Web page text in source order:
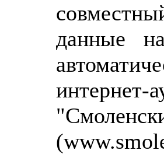
данные
интернет-